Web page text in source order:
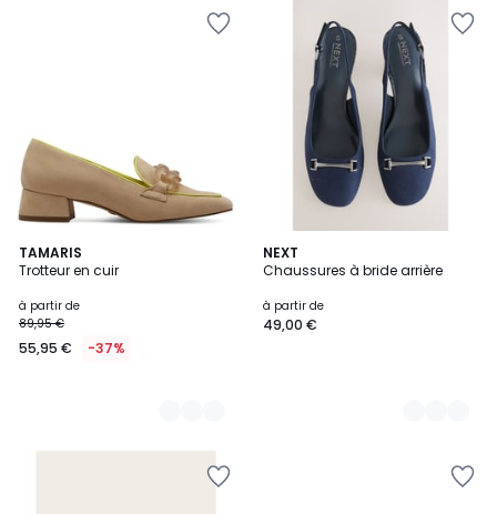
TAMARIS
Trotteur en cuir
à partir de
89,95 €
55,95 € -37%
2
Couleurs
NEXT
Chaussures à bride arrière
à partir de
49,00 €
2
Couleurs